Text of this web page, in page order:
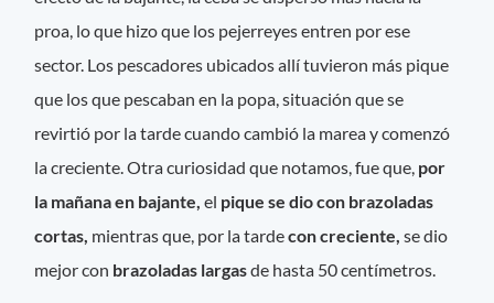
proa, lo que hizo que los pejerreyes entren por ese
sector. Los pescadores ubicados allí tuvieron más pique
que los que pescaban en la popa, situación que se
revirtió por la tarde cuando cambió la marea y comenzó
la creciente. Otra curiosidad que notamos, fue que, por
la mañana en bajante,el pique se dio con brazoladas
cortas, mientras que, por la tardecon creciente,se dio
mejor con brazoladas largasde hasta 50 centímetros.